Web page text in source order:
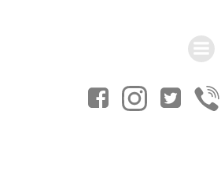
springen